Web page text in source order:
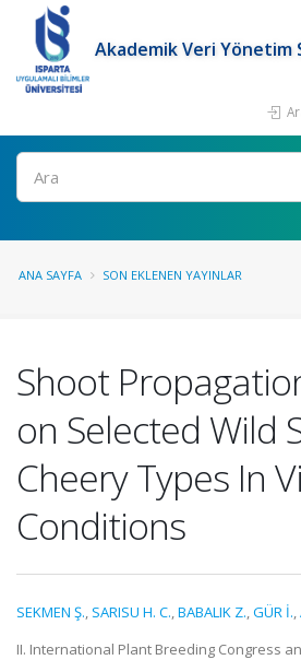
Akademik Veri Yönetim
Ara
ANA SAYFA SON EKLENEN YAYINLAR
Shoot
on Selected Wild
Cheery Types In
Conditions
SEKMEN Ş., SARISU H. C.,BABALIK Z.,GÜR İ.,
II. International Plant Breeding Congress